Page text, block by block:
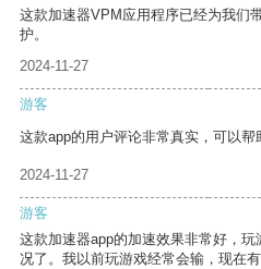
这款加速器VPM应用程序已经为我们
护。
2024-11-27
游客
这款app的用户评论非常真实，可以帮
2024-11-27
游客
这款加速器app的加速效果非常好，
况了。我以前玩游戏经常会输，现在